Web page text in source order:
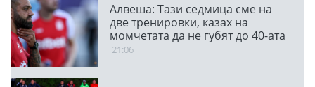
Алвеша: Тази седмица сме на
две тренировки, казах на
момчетата да не губят до 40-ата
минута
21:06